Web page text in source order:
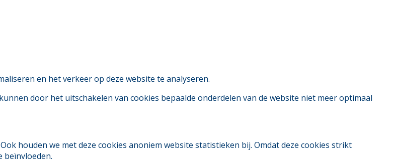
en het verkeer op deze website te analyseren.
door het uitschakelen van cookies bepaalde onderdelen van de website niet meer optimaal
houden we met deze cookies anoniem website statistieken bij. Omdat deze cookies strikt
beïnvloeden.